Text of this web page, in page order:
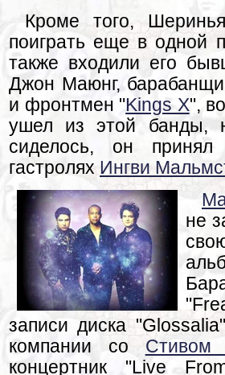
Кроме того,
поиграть еще в одной
также входили его
Джон Маюнг,
и фронтмен "Kings X",
ушел из этой банды,
сиделось, он принял
гастролях Ингви
не
записи диска
компании со Стивом
концертник "Live